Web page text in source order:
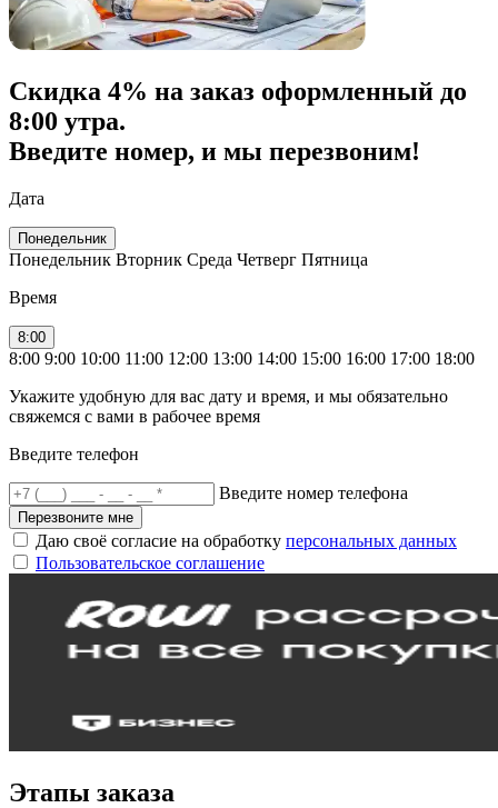
Скидка 4% на заказ оформленный до
8:00 утра.
Введите номер, и мы перезвоним!
Дата
Понедельник
Понедельник Вторник Среда Четверг Пятница
Время
8:00
8:00 9:00 10:00 11:00 12:00 13:00 14:00 15:00 16:00 17:00 18:00
Укажите удобную для вас дату и время, и мы обязательно
свяжемся с вами в рабочее время
Введите телефон
Введите номер телефона
Перезвоните мне
Даю своё согласие на обработку персональных данных
Пользовательское соглашение
Этапы заказа